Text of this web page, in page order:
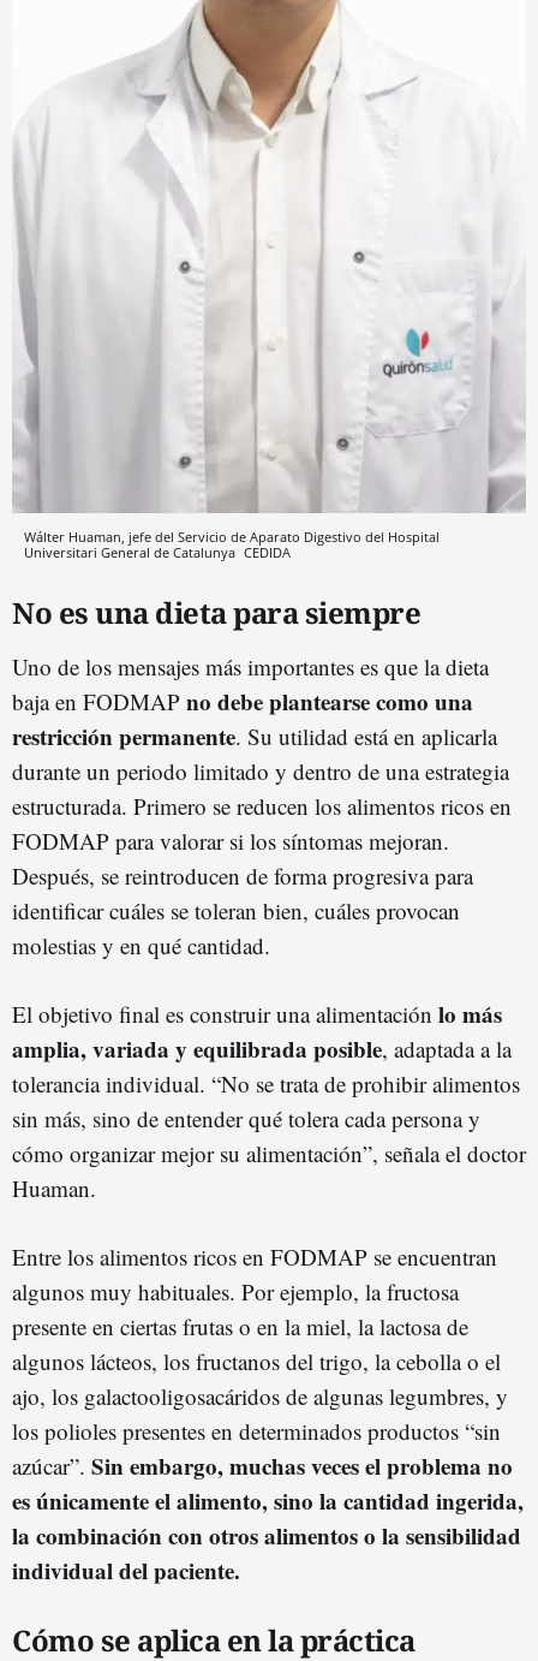
Wálter Huaman, jefe del Servicio de Aparato Digestivo del Hospital
Universitari General de Catalunya CEDIDA
No es una dieta para siempre
Uno de los mensajes más importantes es que la dieta
baja en FODMAP no debe plantearse como una
restricción permanente. Su utilidad está en aplicarla
durante un periodo limitado y dentro de una estrategia
estructurada. Primero se reducen los alimentos ricos en
FODMAP para valorar si los síntomas mejoran.
Después, se reintroducen de forma progresiva para
identificar cuáles se toleran bien, cuáles provocan
molestias y en qué cantidad.
El objetivo final es construir una alimentación lo más
amplia, variada y equilibrada posible, adaptada a la
tolerancia individual. “No se trata de prohibir alimentos
sin más, sino de entender qué tolera cada persona y
cómo organizar mejor su alimentación”, señala el doctor
Huaman.
Entre los alimentos ricos en FODMAP se encuentran
algunos muy habituales. Por ejemplo, la fructosa
presente en ciertas frutas o en la miel, la lactosa de
algunos lácteos, los fructanos del trigo, la cebolla o el
ajo, los galactooligosacáridos de algunas legumbres, y
los polioles presentes en determinados productos “sin
azúcar”. Sin embargo, muchas veces el problema no
es únicamente el alimento, sino la cantidad ingerida,
la combinación con otros alimentos o la sensibilidad
individual del paciente.
Cómo se aplica en la práctica